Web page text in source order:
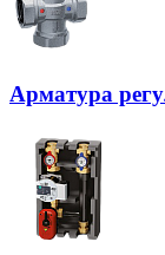
Арматура